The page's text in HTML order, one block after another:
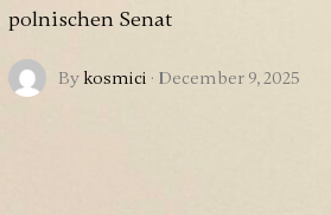
polnischen Senat
By kosmici · December 9, 2025